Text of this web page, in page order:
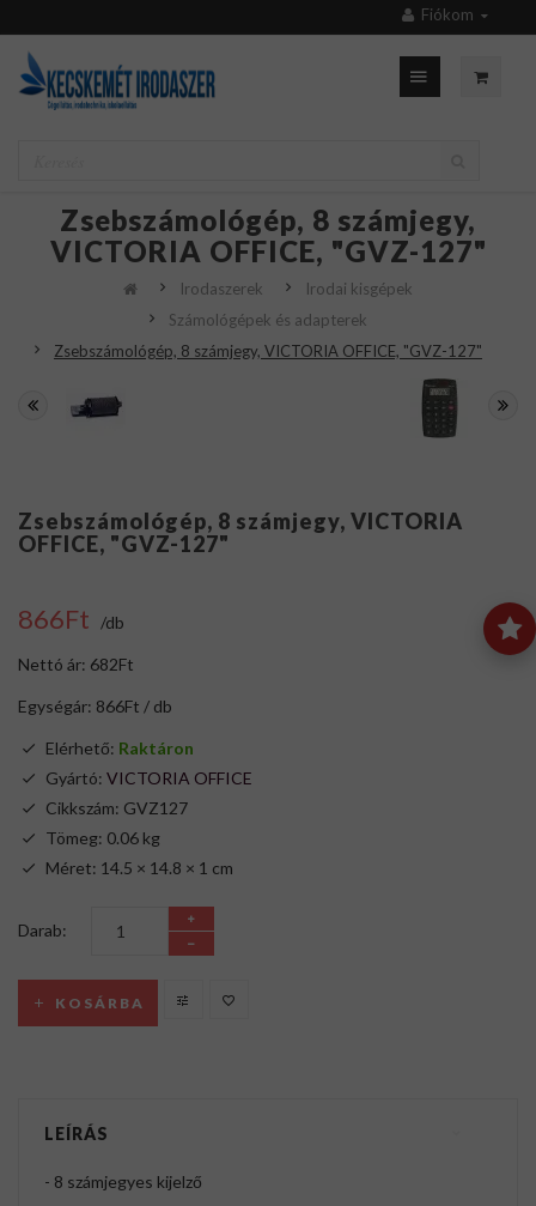
Fiókom
Zsebszámológép, 8 számjegy,
VICTORIA OFFICE, "GVZ-127"
Irodaszerek
Irodai kisgépek
Számológépek és adapterek
Zsebszámológép, 8 számjegy, VICTORIA OFFICE, "GVZ-127"
Zsebszámológép, 8 számjegy, VICTORIA
OFFICE, "GVZ-127"
866Ft /db
Nettó ár: 682Ft
Egységár: 866Ft / db
Elérhető: Raktáron
Gyártó: VICTORIA OFFICE
Cikkszám: GVZ127
Tömeg: 0.06 kg
Méret: 14.5 × 14.8 × 1 cm
Darab:
KOSÁRBA
LEÍRÁS
- 8 számjegyes kijelző